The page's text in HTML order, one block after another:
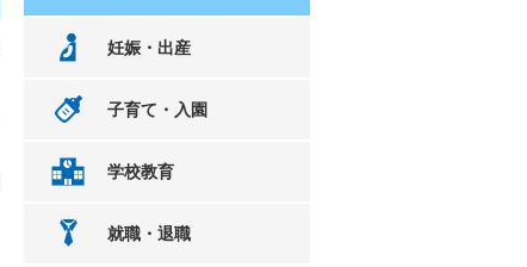
妊娠・出産
子育て・入園
学校教育
就職・退職